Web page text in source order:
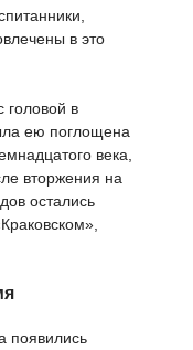
в это
головой в
ею поглощена
века,
вторжения на
остались
появились